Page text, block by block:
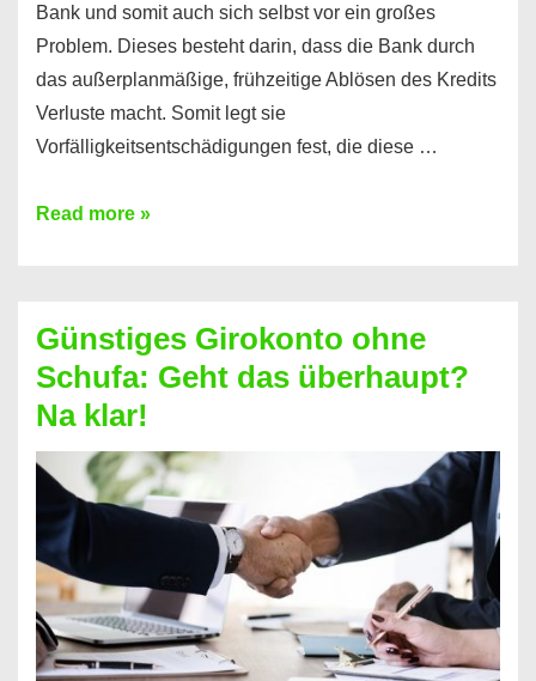
Bank und somit auch sich selbst vor ein großes
Problem. Dieses besteht darin, dass die Bank durch
das außerplanmäßige, frühzeitige Ablösen des Kredits
Verluste macht. Somit legt sie
Vorfälligkeitsentschädigungen fest, die diese …
Kredit
dabei
profitieren
–
So
funktioniert’s
Read more »
Günstiges Girokonto ohne
Schufa: Geht das überhaupt?
Na klar!